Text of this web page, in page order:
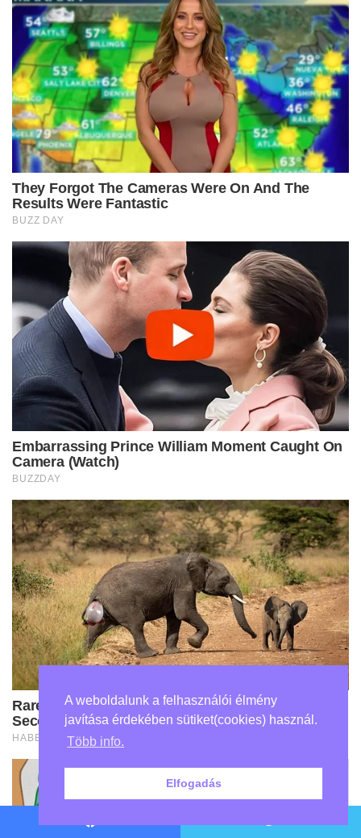
A weboldalunk a felhasználói élmény
javítása érdekében sütiket(cookies) használ.
Több info.
Elfogadás